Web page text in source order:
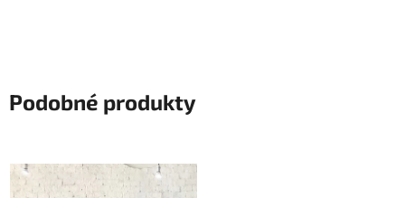
Podobné produkty